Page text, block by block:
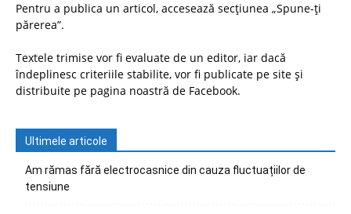
Pentru a publica un articol, accesează secțiunea „Spune-ți
părerea”.
Textele trimise vor fi evaluate de un editor, iar dacă
îndeplinesc criteriile stabilite, vor fi publicate pe site și
distribuite pe pagina noastră de Facebook.
Ultimele articole
Am rămas fără electrocasnice din cauza fluctuațiilor de
tensiune